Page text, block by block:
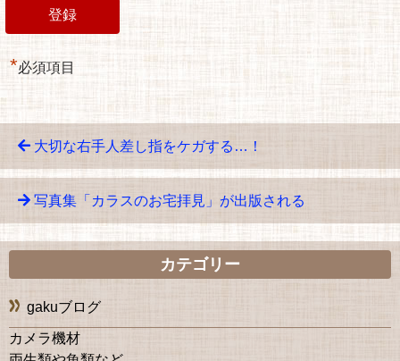
*必須項目
大切な右手人差し指をケガする…！
写真集「カラスのお宅拝見」が出版される
カテゴリー
gakuブログ
カメラ機材